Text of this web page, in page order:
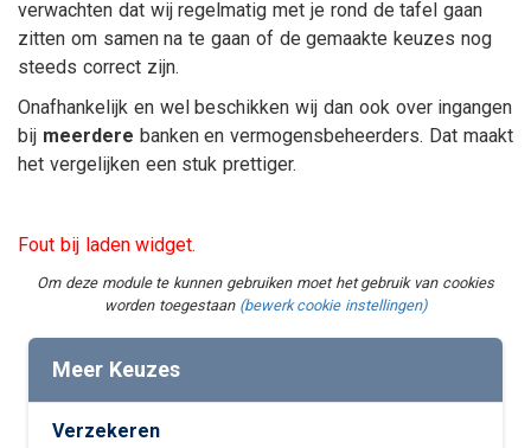
verwachten dat wij regelmatig met je rond de tafel gaan
zitten om samen na te gaan of de gemaakte keuzes nog
steeds correct zijn.
Onafhankelijk en wel beschikken wij dan ook over ingangen
bij meerdere banken en vermogensbeheerders. Dat maakt
het vergelijken een stuk prettiger.
Fout bij laden widget.
Om deze module te kunnen gebruiken moet het gebruik van cookies
worden toegestaan (bewerk cookie instellingen)
Meer Keuzes
Verzekeren